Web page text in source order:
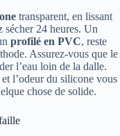
transparent, en lissant
24 heures. Un
profilé en PVC, reste
Assurez-vous que le
l’eau loin de la dalle.
l’odeur du silicone vous
chose de solide.